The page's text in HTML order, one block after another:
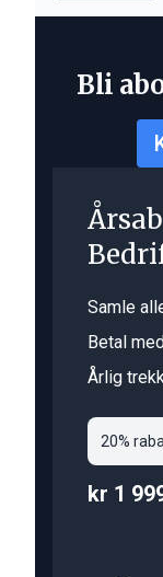
Bli
Samle
Betal
Årlig trekk
20%
kr 1